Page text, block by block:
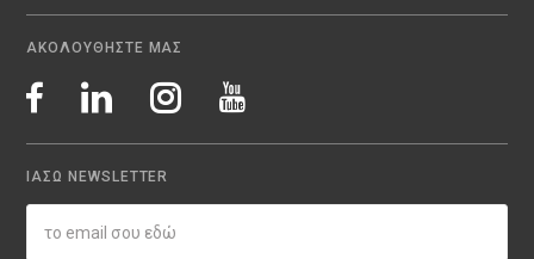
ΑΚΟΛΟΥΘΗΣΤΕ ΜΑΣ
ΙΑΣΩ NEWSLETTER